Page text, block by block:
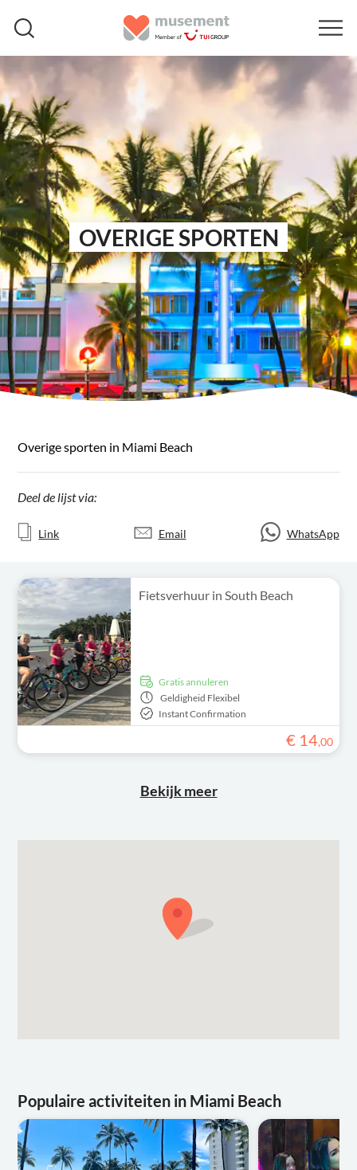
OVERIGE SPORTEN
Overige sporten in Miami Beach
Deel de lijst via:
Link Email WhatsApp
Fietsverhuur in South Beach
Gratis annuleren
Geldigheid Flexibel
Instant Confirmation
€ 14,00
Bekijk meer
Populaire activiteiten in Miami Beach